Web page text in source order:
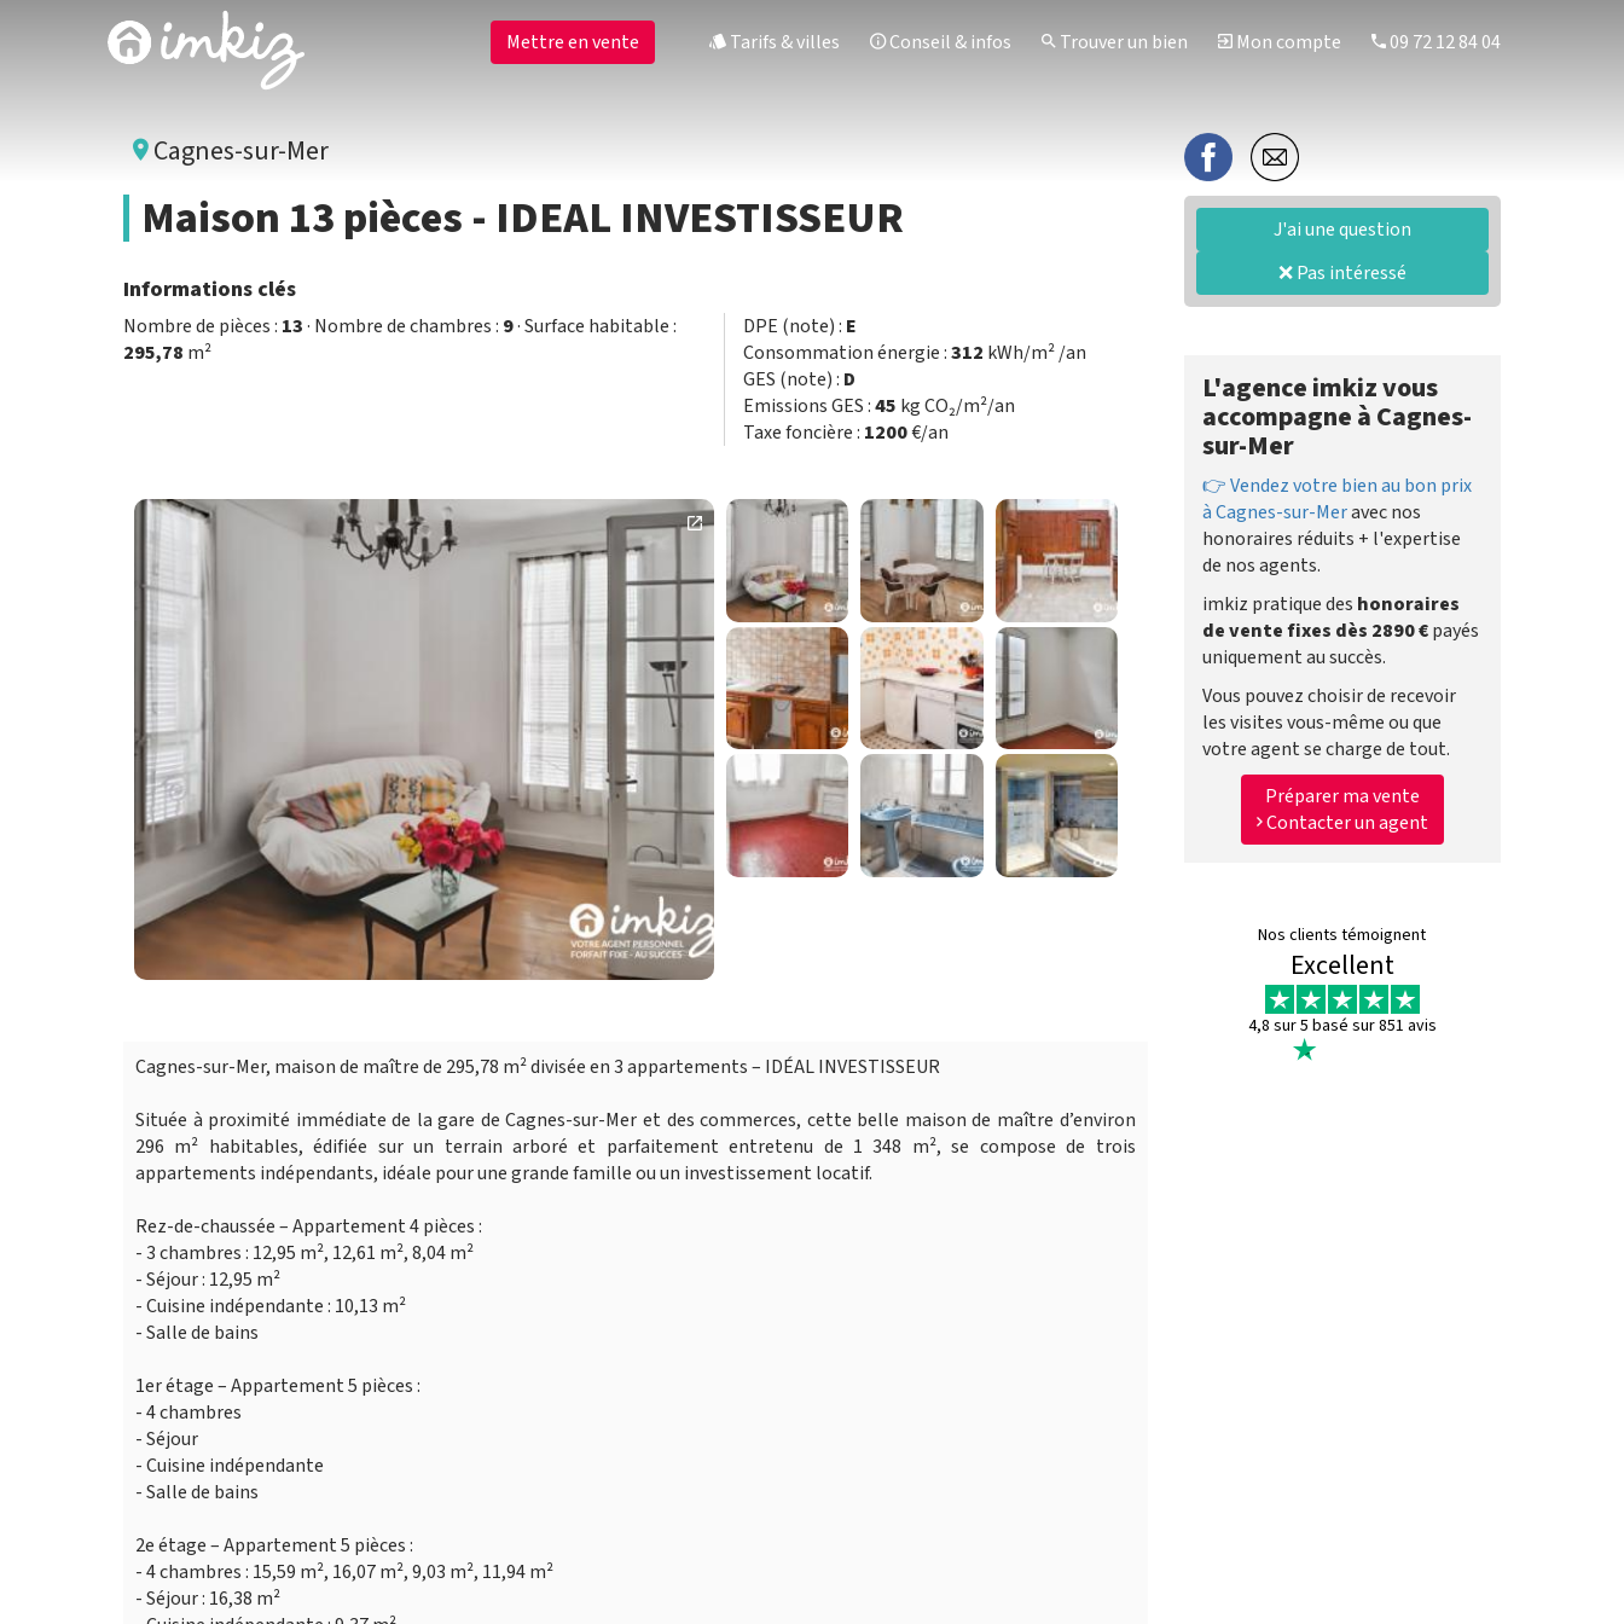
Mettre en vente Tarifs & villes Conseil & infos Trouver un bien Mon compte 09 72 12 84 04
Cagnes-sur-Mer
Maison 13 pièces - IDEAL INVESTISSEUR
Informations clés
Nombre de pièces : 13· Nombre de chambres : 9· Surface habitable :
295,78 m²
DPE (note) : E
Consommation énergie :312 kWh/m² /an
GES (note) : D
Emissions GES :45 kg CO₂/m²/an
Taxe foncière : 1200€/an
Cagnes-sur-Mer, maison de maître de 295,78 m² divisée en 3 appartements – IDÉAL INVESTISSEUR
Située à proximité immédiate de la gare de Cagnes-sur-Mer et des commerces, cette belle maison de maître d’environ
296 m² habitables, édifiée sur un terrain arboré et parfaitement entretenu de 1 348 m², se compose de trois
appartements indépendants, idéale pour une grande famille ou un investissement locatif.
Rez-de-chaussée – Appartement 4 pièces :
- 3 chambres : 12,95 m², 12,61 m², 8,04 m²
- Séjour : 12,95 m²
- Cuisine indépendante : 10,13 m²
- Salle de bains
1er étage – Appartement 5 pièces :
- 4 chambres
- Séjour
- Cuisine indépendante
- Salle de bains
2e étage – Appartement 5 pièces :
- 4 chambres : 15,59 m², 16,07 m², 9,03 m², 11,94 m²
- Séjour : 16,38 m²
J'ai une question
❌ Pas intéressé
L'agence imkiz vous
accompagne à Cagnes-
sur-Mer
👉 Vendez votre bien au bon prix
à Cagnes-sur-Meravec nos
honoraires réduits + l'expertise
de nos agents.
imkiz pratique des honoraires
de vente fixes dès 2890 €payés
uniquement au succès.
Vous pouvez choisir de recevoir
les visites vous-même ou que
votre agent se charge de tout.
Préparer ma vente
Contacter un agent
Nos clients témoignent
Excellent
4,8 sur 5 basé sur 851 avis